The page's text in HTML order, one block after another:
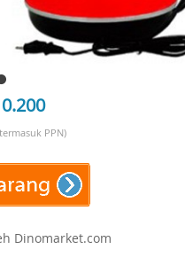
PPN)
Dinomarket.com